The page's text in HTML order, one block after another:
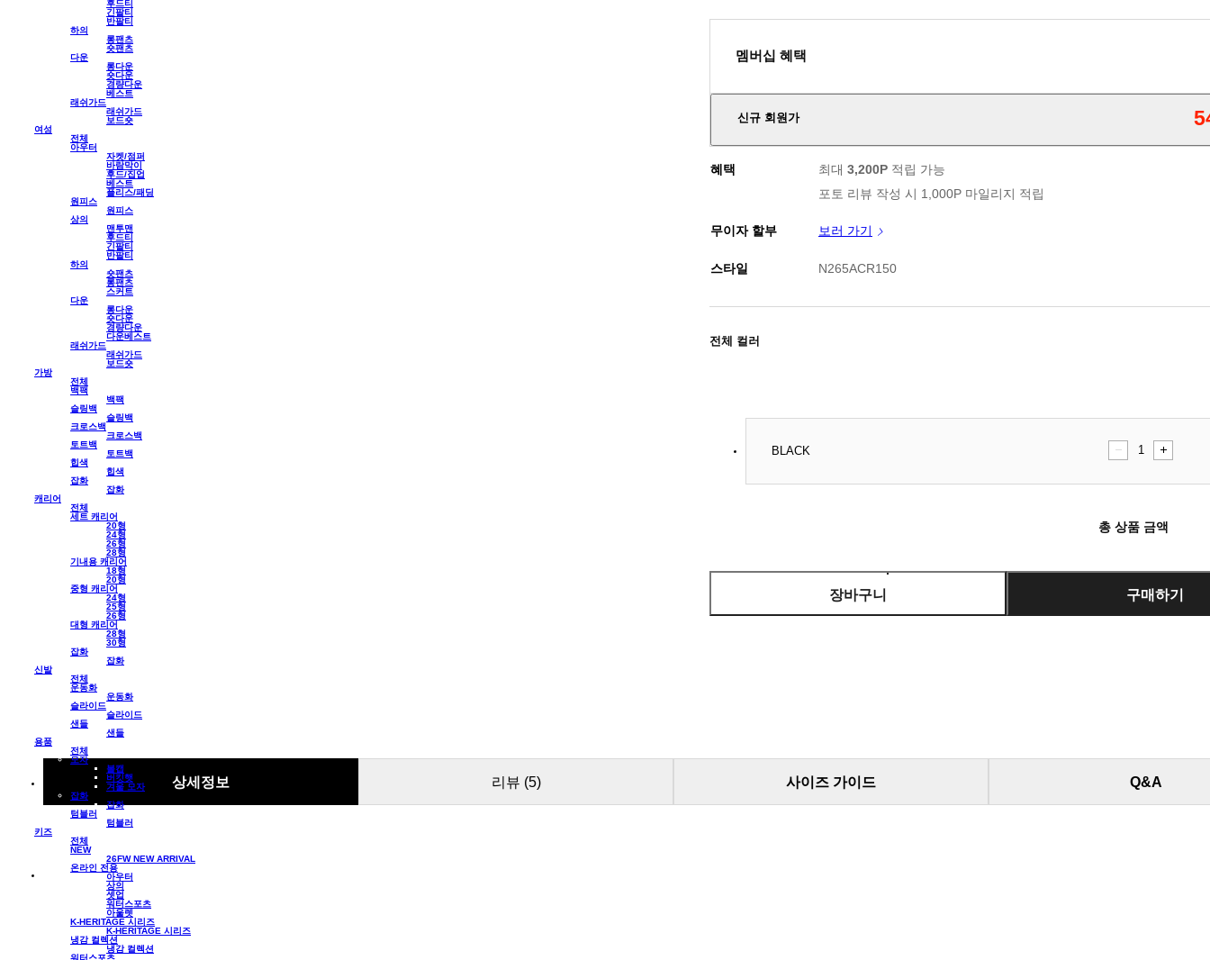
후드티
긴팔티
반팔티
하의
롱팬츠
숏팬츠
다운
롱다운
숏다운
경량다운
베스트
래쉬가드
래쉬가드
보드숏
여성
전체
아우터
자켓/점퍼
바람막이
후드/집업
베스트
플리스/패딩
원피스
원피스
상의
맨투맨
후드티
긴팔티
반팔티
하의
숏팬츠
롱팬츠
스커트
다운
롱다운
숏다운
경량다운
다운베스트
래쉬가드
래쉬가드
보드숏
가방
전체
백팩
백팩
슬링백
슬링백
크로스백
크로스백
토트백
토트백
힙색
힙색
잡화
잡화
캐리어
전체
세트 캐리어
20형
24형
26형
28형
기내용 캐리어
18형
20형
중형 캐리어
24형
25형
26형
대형 캐리어
28형
30형
잡화
잡화
신발
전체
운동화
운동화
슬라이드
슬라이드
샌들
샌들
용품
전체
모자
볼캡
버킷햇
겨울 모자
잡화
잡화
텀블러
텀블러
키즈
전체
NEW
26FW NEW ARRIVAL
온라인 전용
아우터
상의
셋업
워터스포츠
아울렛
K-HERITAGE 시리즈
K-HERITAGE 시리즈
냉감 컬렉션
냉감 컬렉션
워터스포츠
멤버십 혜택
신규 회원가
판매가
신규 가입 쿠폰 1만원(3만원 이상 구매시)
혜택 최대 3,200P 적립 가능
포토 리뷰 작성 시 1,000P 마일리지 적립
무이자 할부 보러 가기
스타일 N265ACR150
전체 컬러
BLACK
수
량
기
수
량
하
총 상품 금액
장바구니 구매하기
상세정보 리뷰 (5) 사이즈 가이드 Q&A